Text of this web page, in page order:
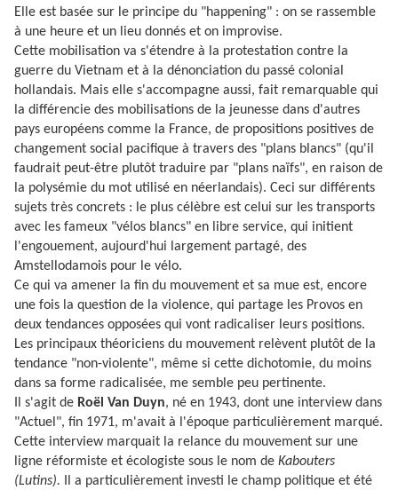
Elle est basée sur le principe du "happening" : on se rassemble
à une heure et un lieu donnés et on improvise.
Cette mobilisation va s'étendre à la protestation contre la
guerre du Vietnam et à la dénonciation du passé colonial
hollandais. Mais elle s'accompagne aussi, fait remarquable qui
la différencie des mobilisations de la jeunesse dans d'autres
pays européens comme la France, de propositions positives de
changement social pacifique à travers des "plans blancs" (qu'il
faudrait peut-être plutôt traduire par "plans naïfs", en raison de
la polysémie du mot utilisé en néerlandais). Ceci sur différents
sujets très concrets : le plus célèbre est celui sur les transports
avec les fameux "vélos blancs" en libre service, qui initient
l'engouement, aujourd'hui largement partagé, des
Amstellodamois pour le vélo.
Ce qui va amener la fin du mouvement et sa mue est, encore
une fois la question de la violence, qui partage les Provos en
deux tendances opposées qui vont radicaliser leurs positions.
Les principaux théoriciens du mouvement relèvent plutôt de la
tendance "non-violente", même si cette dichotomie, du moins
dans sa forme radicalisée, me semble peu pertinente.
Il s'agit de Roël Van Duyn, né en 1943, dont une interview dans
"Actuel", fin 1971, m'avait à l'époque particulièrement marqué.
Cette interview marquait la relance du mouvement sur une
ligne réformiste et écologiste sous le nom de Kabouters
(Lutins).
Il a particulièrement investi le champ politique et été